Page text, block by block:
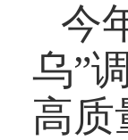
今
乌”
高质